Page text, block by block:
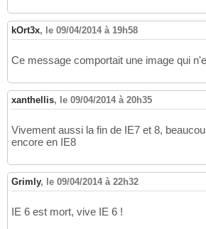
kOrt3x, le 09/04/2014 à 19h58
Ce message comportait une image qui
xanthellis, le 09/04/2014 à 20h35
Vivement aussi la fin de IE7 et 8,
encore en IE8
Grimly, le 09/04/2014 à 22h32
IE 6 est mort, vive IE 6 !